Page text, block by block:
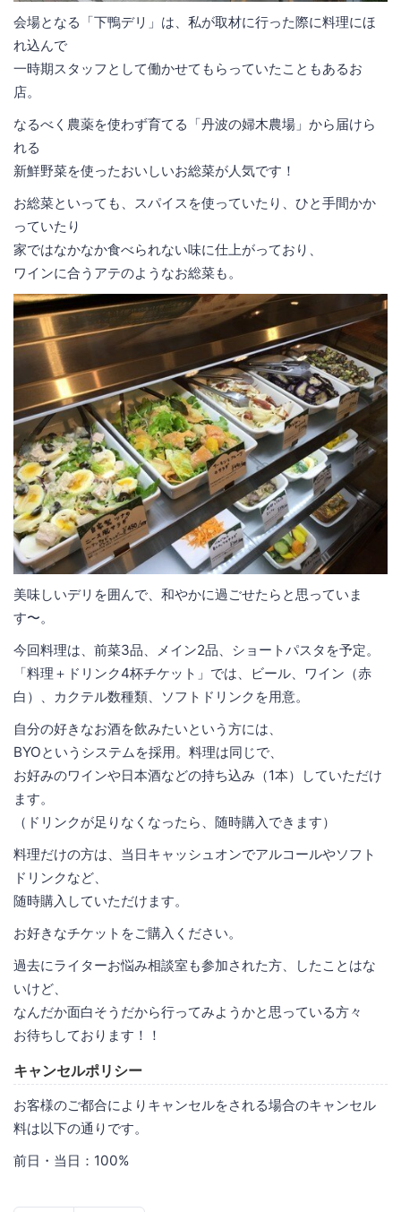
会場となる「下鴨デリ」は、私が取材に行った際に料理にほ
れ込んで
一時期スタッフとして働かせてもらっていたこともあるお
店。
なるべく農薬を使わず育てる「丹波の婦木農場」から届けら
れる
新鮮野菜を使ったおいしいお総菜が人気です！
お総菜といっても、スパイスを使っていたり、ひと手間かか
っていたり
家ではなかなか食べられない味に仕上がっており、
ワインに合うアテのようなお総菜も。
美味しいデリを囲んで、和やかに過ごせたらと思っていま
す〜。
今回料理は、前菜3品、メイン2品、ショートパスタを予定。
「料理＋ドリンク4杯チケット」では、ビール、ワイン（赤
白）、カクテル数種類、ソフトドリンクを用意。
自分の好きなお酒を飲みたいという方には、
BYOというシステムを採用。料理は同じで、
お好みのワインや日本酒などの持ち込み（1本）していただけ
ます。
（ドリンクが足りなくなったら、随時購入できます）
料理だけの方は、当日キャッシュオンでアルコールやソフト
ドリンクなど、
随時購入していただけます。
お好きなチケットをご購入ください。
過去にライターお悩み相談室も参加された方、したことはな
いけど、
なんだか面白そうだから行ってみようかと思っている方々
お待ちしております！！
キャンセルポリシー
お客様のご都合によりキャンセルをされる場合のキャンセル
料は以下の通りです。
前日・当日：100%